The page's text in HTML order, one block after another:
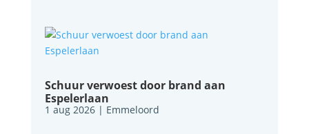
Schuur verwoest door brand aan
Espelerlaan
1 aug 2026| Emmeloord